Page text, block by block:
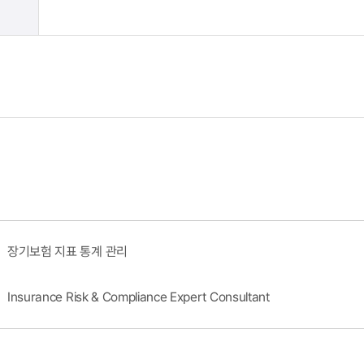
장기보험 지표 통계 관리
Insurance Risk & Compliance Expert Consultant